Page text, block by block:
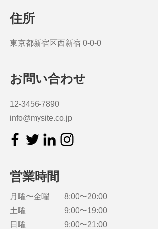
住所
東京都新宿区西新宿 0-0-0
お問い合わせ
12-3456-7890
info@mysite.co.jp
営業時間
月曜〜金曜
土曜
日曜
8:00〜20:00
9:00〜19:00
9:00〜21:00